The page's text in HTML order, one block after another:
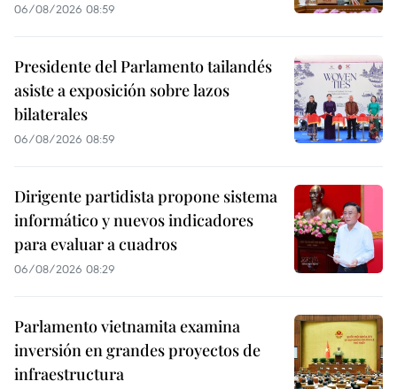
06/08/2026 08:59
Presidente del Parlamento tailandés
asiste a exposición sobre lazos
bilaterales
06/08/2026 08:59
Dirigente partidista propone sistema
informático y nuevos indicadores
para evaluar a cuadros
06/08/2026 08:29
Parlamento vietnamita examina
inversión en grandes proyectos de
infraestructura